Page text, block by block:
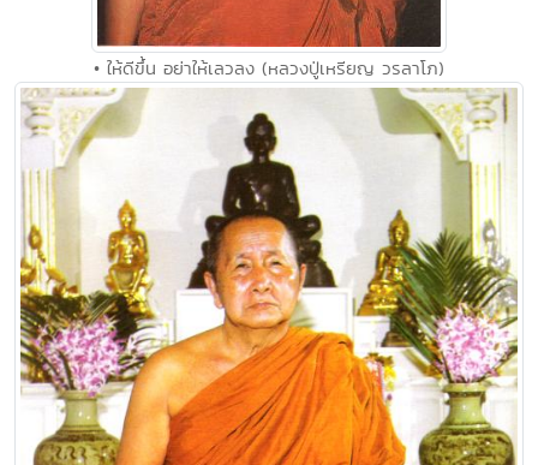
• ให้ดีขึ้น อย่าให้เลวลง (หลวงปู่เหรียญ วรลาโภ)